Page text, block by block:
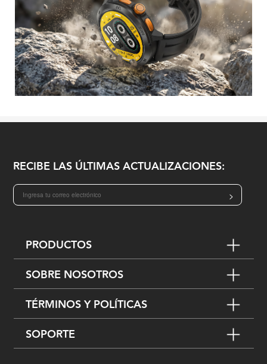
RECIBE LAS ÚLTIMAS ACTUALIZACIONES:
>
PRODUCTOS
SOBRE NOSOTROS
TÉRMINOS Y POLÍTICAS
SOPORTE